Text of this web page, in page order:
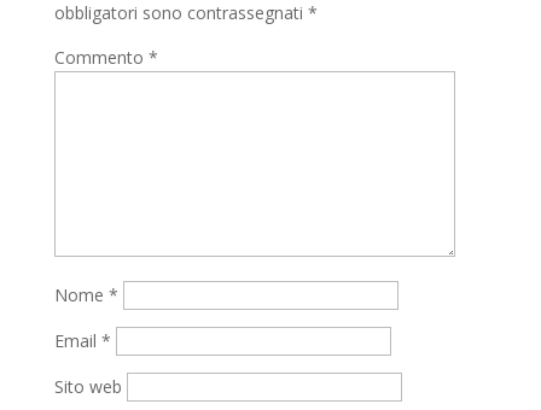
obbligatori sono contrassegnati *
Commento *
Nome *
Email *
Sito web